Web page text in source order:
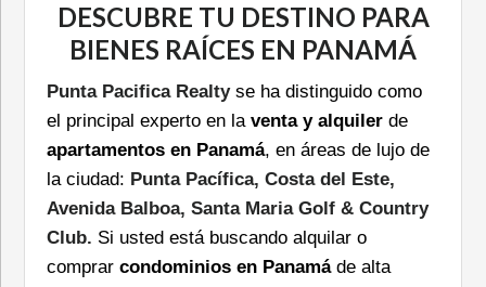
DESCUBRE TU DESTINO PARA
BIENES RAÍCES EN PANAMÁ
Punta Pacifica Realtyse ha distinguido como
el principal experto en laventa y alquilerde
apartamentos en Panamá, en áreas de lujo de
la ciudad: Punta Pacífica, Costa del Este,
Avenida Balboa, Santa Maria Golf & Country
Club. Si usted está buscando alquilar o
comprarcondominios en Panamáde alta